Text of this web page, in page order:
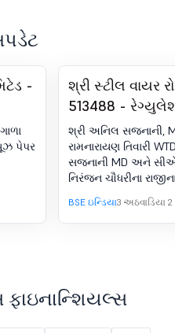
-
પેપર
શ્રી સ્ટીલ વાયર
513488 -
(LODR) હેઠળ
મેનેજમેન્ટમાં
શ્રી અનિલ સજ્નાની,
રામનારાયણ તિવારી
સજ્નાની MD અને
નિરંજન ચૌધરીના
બધા અક્ષરો આ ફાઇલ
BSE ઇન્ડિયા3 અઠવાડિયા
ફાઇનાન્શિયલ્સ